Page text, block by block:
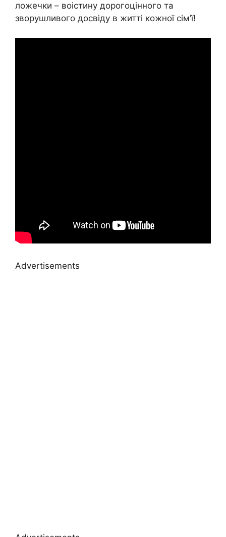
ложечки – воістину дорогоцінного та
зворушливого досвіду в житті кожної сім’ї!
Advertisements